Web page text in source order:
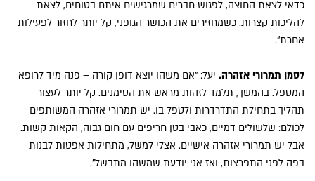
כדאי לצאת החוצה, לפגוש חברים שמרגישים איתם בטוחים, לצאת
להליכות קצרות. כשמחזירים את הכושר הגופני, קל יותר לחזור לפעילות
אחרת".
לסמן תמרורי אזהרה. יעל: "אם משהו יוצא דופן קורה – פנה מיד לרופא
המטפל. בהמשך, תלמד לזהות מראש את הסימנים. קל יותר לעצור
תהליך בתחילת התדרדרות ולטפל בו. יש תמרורי אזהרה המשותפים
לכולם: שלשולים דמיים, כאבי בטן חריפים עם חום גבוה, הקאות קשות.
אבל יש תמרורי אזהרה אישיים. אצלי למשל, מתחילות אפטות לבנות
בפה לפני התפרצות, ואז אני יודעת שמשהו מתבשל".